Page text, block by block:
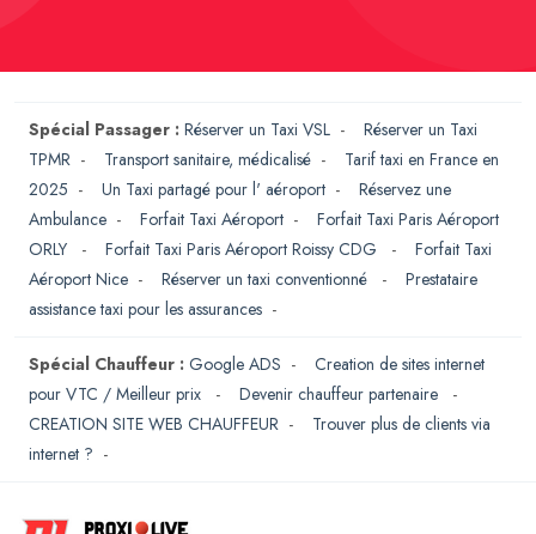
Spécial Passager : Réserver un Taxi VSL - Réserver un Taxi
TPMR - Transport sanitaire, médicalisé - Tarif taxi en France en
2025 - Un Taxi partagé pour l' aéroport - Réservez une
Ambulance - Forfait Taxi Aéroport - Forfait Taxi Paris Aéroport
ORLY
- Forfait Taxi Paris Aéroport Roissy CDG - Forfait Taxi
Aéroport Nice - Réserver un taxi conventionné - Prestataire
assistance taxi pour les assurances -
Spécial Chauffeur : Google ADS - Creation de sites internet
pour VTC / Meilleur prix
- Devenir chauffeur partenaire
-
CREATION SITE WEB CHAUFFEUR - Trouver plus de clients via
internet ? -